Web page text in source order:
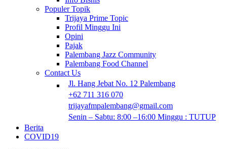
Populer Topik
Trijaya Prime Topic
Profil Minggu Ini
Opini
Pajak
Palembang Jazz Community
Palembang Food Channel
Contact Us
Jl. Hang Jebat No. 12 Palembang
+62 711 316 070
trijayafmpalembang@gmail.com
Senin – Sabtu: 8:00 –16:00 Minggu : TUTUP
Berita
COVID19